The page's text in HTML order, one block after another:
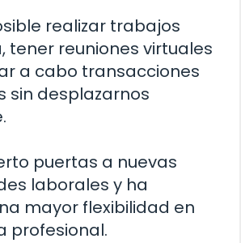
realizar trabajos
tener reuniones virtuales
a cabo transacciones
sin desplazarnos
puertas a nuevas
laborales y ha
mayor flexibilidad en
profesional.